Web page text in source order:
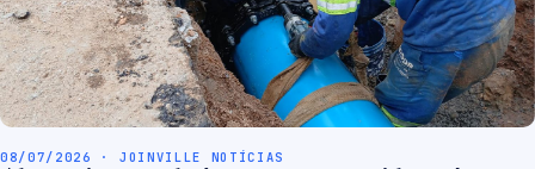
08/07/2026 · JOINVILLE NOTÍCIAS